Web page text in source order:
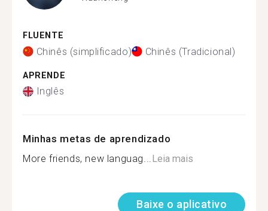
FLUENTE
Chinês (simplificado) Chinês (Tradicional)
APRENDE
Inglês
Minhas metas de aprendizado
More friends, new languag...Leia mais
Baixe o aplicativo